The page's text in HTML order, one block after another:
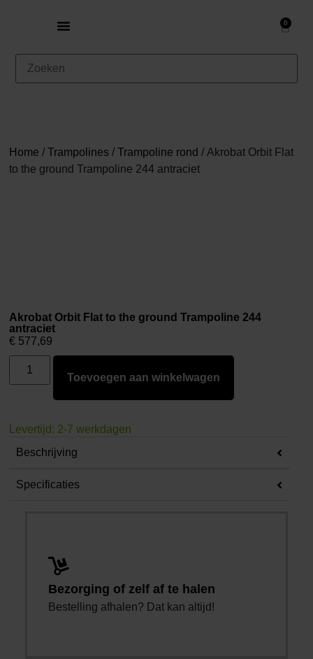
0
Akrobat Orbit Flat to the ground Trampoline 244
antraciet
€ 577,69
Toevoegen aan winkelwagen
Levertijd: 2-7 werkdagen
Beschrijving
Specificaties
Home /Trampolines /Trampoline rond / Akrobat Orbit Flat
to the ground Trampoline 244 antraciet
Bezorging of zelf af te halen
Bestelling afhalen? Dat kan altijd!